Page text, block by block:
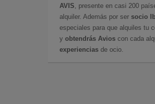
AVIS , presente en casi 200
alquiler. Además por ser socio
especiales para que alquiles tu
y obtendrás Avios con cada
experiencias de ocio.